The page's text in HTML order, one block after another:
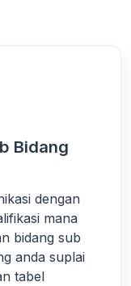
Bidang
dengan
mana
bidang sub
anda suplai
tabel